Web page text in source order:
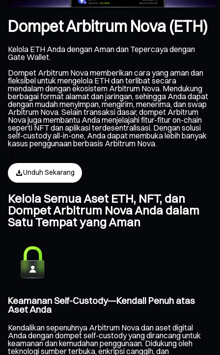
Dompet Arbitrum Nova (ETH)
Kelola ETH Anda dengan Aman dan Tepercaya dengan
Gate Wallet.
Dompet Arbitrum Nova memberikan cara yang aman dan
fleksibel untuk mengelola ETH dan terlibat secara
mendalam dengan ekosistem Arbitrum Nova. Mendukung
berbagai format alamat dan jaringan, sehingga Anda dapat
dengan mudah menyimpan, mengirim, menerima, dan swap
Arbitrum Nova. Selain transaksi dasar, dompet Arbitrum
Nova juga membantu Anda menjelajahi fitur-fitur on-chain
seperti NFT dan aplikasi terdesentralisasi. Dengan solusi
self-custody all-in-one, Anda dapat membuka lebih banyak
kasus penggunaan berbasis Arbitrum Nova.
Unduh Sekarang
Kelola Semua Aset ETH, NFT, dan
Dompet Arbitrum Nova Anda dalam
Satu Tempat yang Aman
Keamanan Self-Custody—Kendali Penuh atas
Aset Anda
Kendalikan sepenuhnya Arbitrum Nova dan aset digital
Anda dengan dompet self-custody yang dirancang untuk
keamanan dan kemudahan penggunaan. Didukung oleh
teknologi sumber terbuka, enkripsi canggih, dan